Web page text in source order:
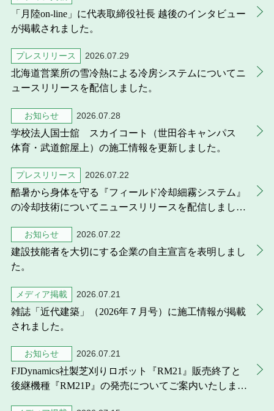
「月陸on-line」に代表取締役社長 越後のインタビュー
が掲載されました。
2026.07.29
プレスリリース
北海道営業所の雪冷熱による冷房システムについてニ
ュースリリースを配信しました。
2026.07.28
お知らせ
学校法人国士舘 スカイコート（世田谷キャンパス
体育・武道館屋上）の施工情報を更新しました。
2026.07.22
プレスリリース
酷暑から身体を守る『フィールド冷却細霧システム』
の冷却技術についてニュースリリースを配信しまし
2026.07.22
お知らせ
建設技能者を大切にする企業の自主宣言を表明しまし
た。
2026.07.21
メディア掲載
雑誌「近代建築」（2026年７月号）に施工情報が掲載
されました。
2026.07.21
お知らせ
FJDynamics社製芝刈りロボット『RM21』販売終了と
後継機種『RM21P』の発売についてご案内いたしま